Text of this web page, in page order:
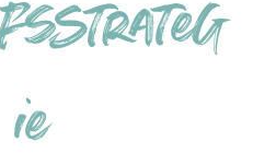
ie